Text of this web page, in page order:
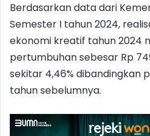
Berdasarkan data dari
Semester I tahun 2024,
ekonomi kreatif tahun 2024
pertumbuhan sebesar Rp
sekitar 4,46% dibandingkan
tahun sebelumnya.